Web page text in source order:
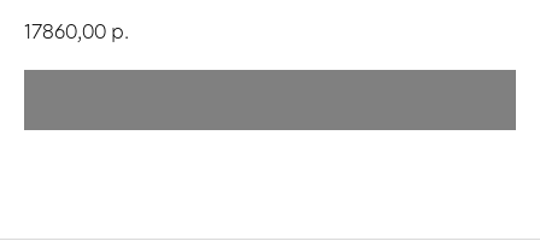
17860,00 р.